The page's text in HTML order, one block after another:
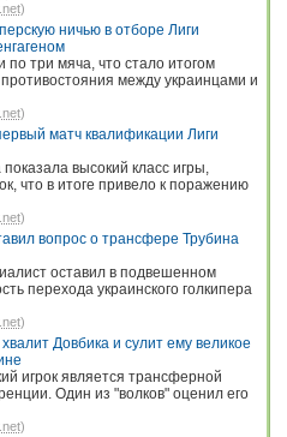
)
ничью в отборе Лиги
три мяча, что стало итогом
между украинцами и
)
матч квалификации Лиги
высокий класс игры,
что в итоге привело к поражению
)
вопрос о трансфере Трубина
оставил в подвешенном
перехода украинского голкипера
)
Довбика и сулит ему великое
игрок является трансферной
Один из "волков" оценил его
)